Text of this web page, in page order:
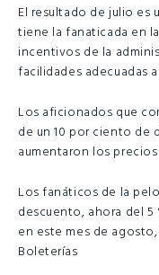
El resultado de julio es
tiene la fanaticada en
incentivos de la
facilidades adecuadas
Los aficionados que
de un 10 por ciento de
aumentaron los
Los fanáticos de la
descuento, ahora del
en este mes de
Boleterías